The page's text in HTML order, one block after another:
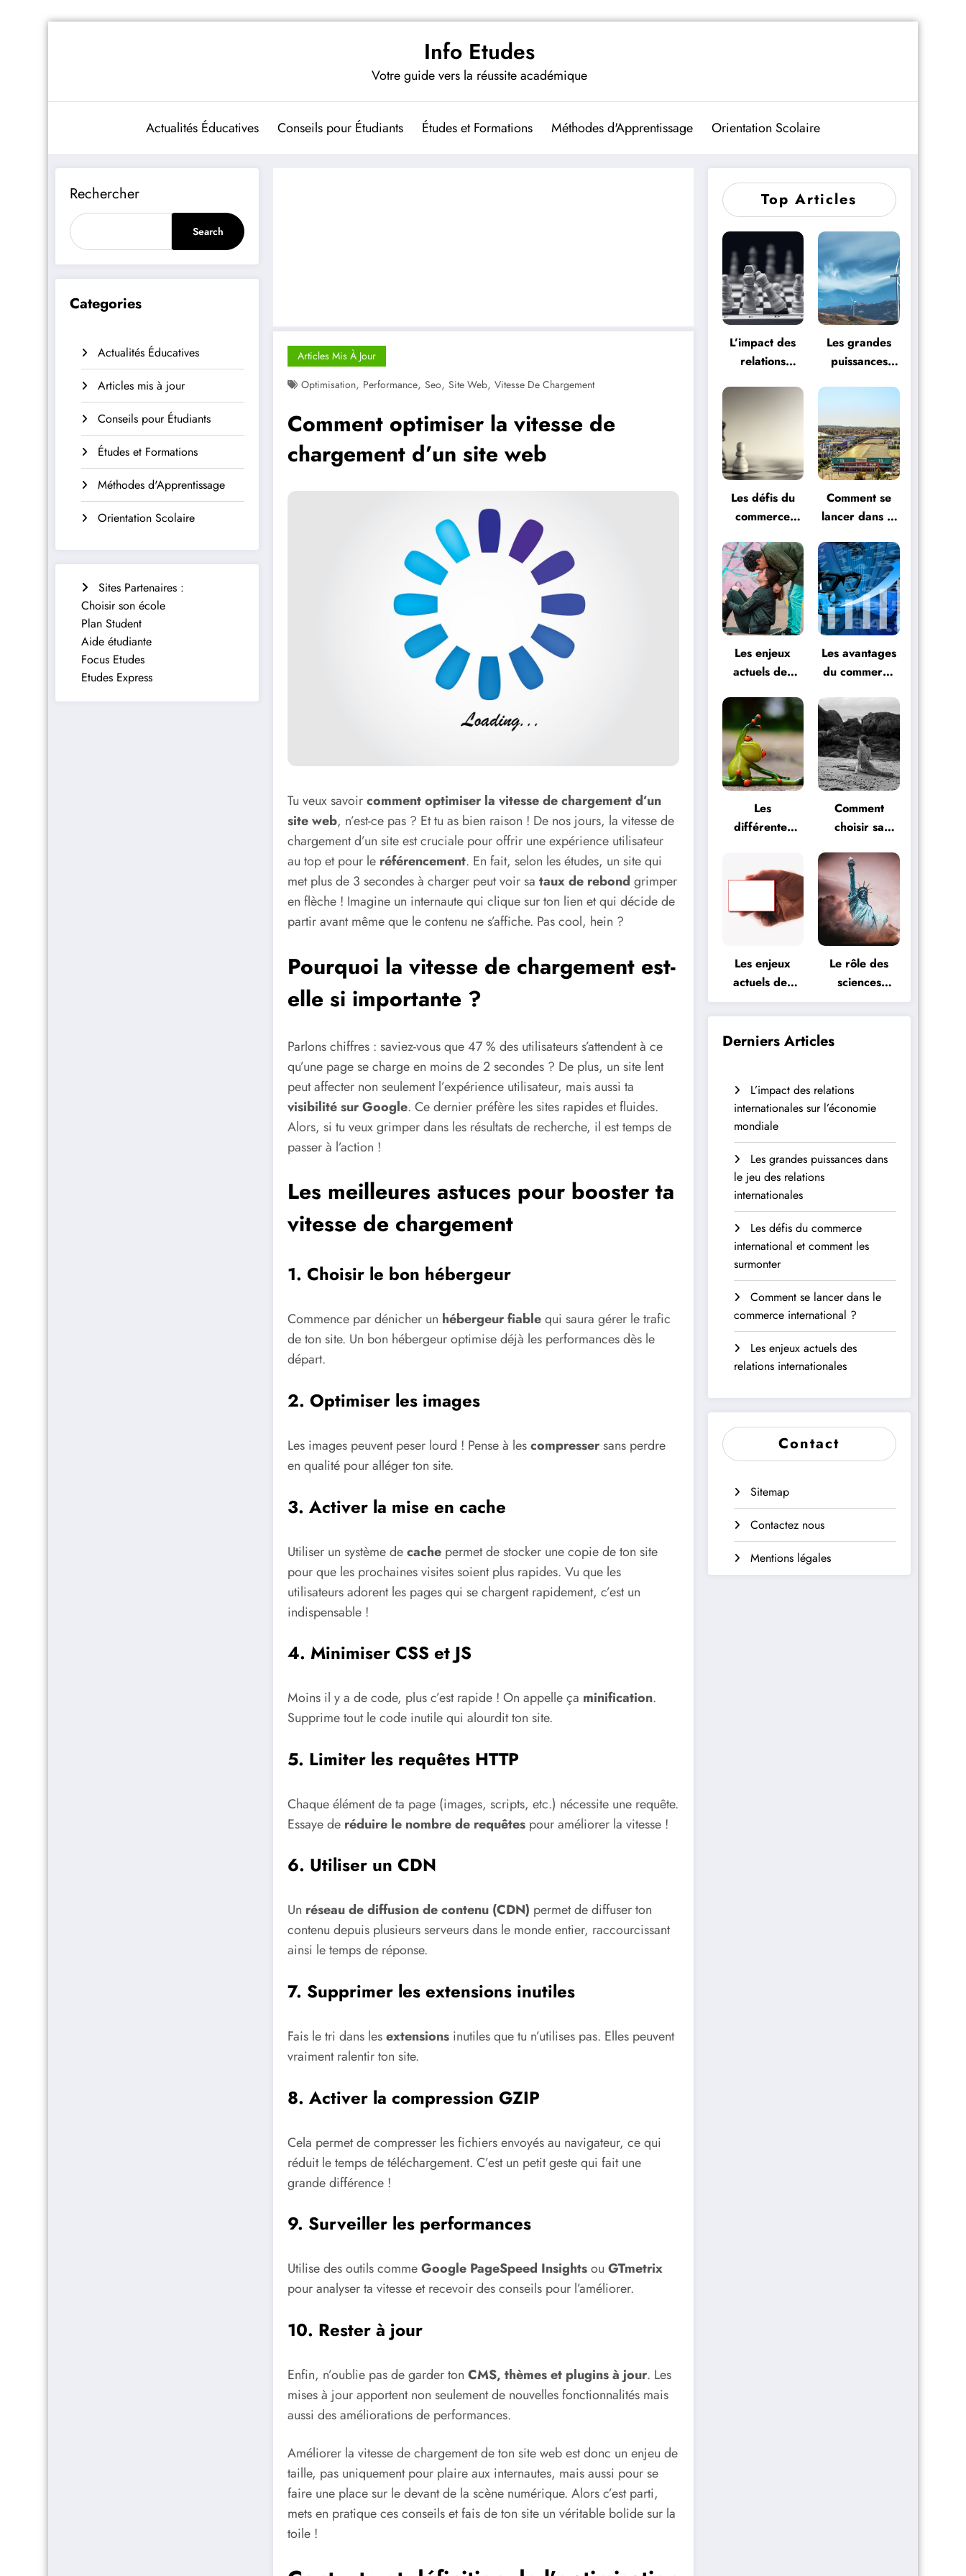
Info Etudes
Votre guide vers la réussite académique
Actualités Éducatives Conseils pour Étudiants Études et Formations Méthodes d'Apprentissage Orientation Scolaire
Rechercher
Search
Categories
Actualités Éducatives
Articles mis à jour
Conseils pour Étudiants
Études et Formations
Méthodes d'Apprentissage
Orientation Scolaire
Sites Partenaires :
Choisir son école
Plan Student
Aide étudiante
Focus Etudes
Etudes Express
Articles Mis À Jour
Optimisation, Performance, Seo, Site Web, Vitesse De Chargement
Comment optimiser la vitesse de
chargement d’un site web
Tu veux savoircomment optimiser la vitesse de chargement d’un
site web, n’est-ce pas ? Et tu as bien raison ! De nos jours, la vitesse de
chargement d’un site est cruciale pour offrir une expérience utilisateur
au top et pour le référencement. En fait, selon les études, un site qui
met plus de 3 secondes à charger peut voir sa taux de rebond grimper
en flèche ! Imagine un internaute qui clique sur ton lien et qui décide de
partir avant même que le contenu ne s’affiche. Pas cool, hein ?
Pourquoi la vitesse de chargement est-
elle si importante ?
Parlons chiffres : saviez-vous que 47 % des utilisateurs s’attendent à ce
qu’une page se charge en moins de 2 secondes ? De plus, un site lent
peut affecter non seulement l’expérience utilisateur, mais aussi ta
visibilité sur Google. Ce dernier préfère les sites rapides et fluides.
Alors, si tu veux grimper dans les résultats de recherche, il est temps de
passer à l’action !
Les meilleures astuces pour booster ta
vitesse de chargement
1. Choisir le bon hébergeur
Commence par dénicher un hébergeur fiablequi saura gérer le trafic
de ton site. Un bon hébergeur optimise déjà les performances dès le
départ.
2. Optimiser les images
Les images peuvent peser lourd ! Pense à lescompressersans perdre
en qualité pour alléger ton site.
3. Activer la mise en cache
Utiliser un système decachepermet de stocker une copie de ton site
pour que les prochaines visites soient plus rapides. Vu que les
utilisateurs adorent les pages qui se chargent rapidement, c’est un
indispensable !
4. Minimiser CSS et JS
Moins il y a de code, plus c’est rapide ! On appelle ça minification.
Supprime tout le code inutile qui alourdit ton site.
5. Limiter les requêtes HTTP
Chaque élément de ta page (images, scripts, etc.) nécessite une requête.
Essaye de réduire le nombre de requêtespour améliorer la vitesse !
6. Utiliser un CDN
Un réseau de diffusion de contenu (CDN) permet de diffuser ton
contenu depuis plusieurs serveurs dans le monde entier, raccourcissant
ainsi le temps de réponse.
7. Supprimer les extensions inutiles
Fais le tri dans lesextensionsinutiles que tu n’utilises pas. Elles peuvent
vraiment ralentir ton site.
8. Activer la compression GZIP
Cela permet de compresser les fichiers envoyés au navigateur, ce qui
réduit le temps de téléchargement. C’est un petit geste qui fait une
grande différence !
9. Surveiller les performances
Utilise des outils commeGoogle PageSpeed Insightsou GTmetrix
pour analyser ta vitesse et recevoir des conseils pour l’améliorer.
10. Rester à jour
Enfin, n’oublie pas de garder ton CMS, thèmes et plugins à jour. Les
mises à jour apportent non seulement de nouvelles fonctionnalités mais
aussi des améliorations de performances.
Améliorer la vitesse de chargement de ton site web est donc un enjeu de
taille, pas uniquement pour plaire aux internautes, mais aussi pour se
faire une place sur le devant de la scène numérique. Alors c’est parti,
mets en pratique ces conseils et fais de ton site un véritable bolide sur la
toile !
Top Articles
L’impact des
relations
Les grandes
puissances
internationales
Les défis du
commerce
et comment
les surmonter
Comment se
lancer dans le
international ?
Les enjeux
actuels des
internationales
Les avantages
du commerce
pour les
entreprises
Les
différentes
artistique
Comment
choisir sa
artistique ?
Les enjeux
actuels des
sciences
politiques
Le rôle des
sciences
politiques
dans la
démocratie
Derniers Articles
L’impact des relations
internationales sur l’économie
mondiale
Les grandes puissances dans
le jeu des relations
internationales
Les défis du commerce
international et comment les
surmonter
Comment se lancer dans le
commerce international ?
Les enjeux actuels des
relations internationales
Contact
Sitemap
Contactez nous
Mentions légales